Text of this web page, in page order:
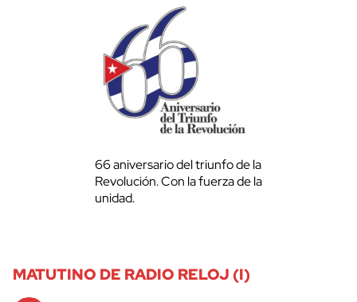
66 aniversario del triunfo de la
Revolución. Con la fuerza de la
unidad.
MATUTINO DE RADIO RELOJ (I)